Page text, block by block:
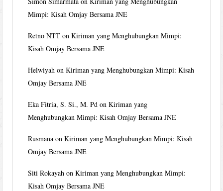
Mimpi: Kisah Omjay Bersama JNE
Retno NTT onKiriman yang Menghubungkan Mimpi:
Kisah Omjay Bersama JNE
Helwiyah onKiriman yang Menghubungkan Mimpi: Kisah
Omjay Bersama JNE
Eka Fitria, S. Si., M. Pd onKiriman yang
Menghubungkan Mimpi: Kisah Omjay Bersama JNE
Rusmana onKiriman yang Menghubungkan Mimpi: Kisah
Omjay Bersama JNE
Siti Rokayah onKiriman yang Menghubungkan Mimpi:
Kisah Omjay Bersama JNE